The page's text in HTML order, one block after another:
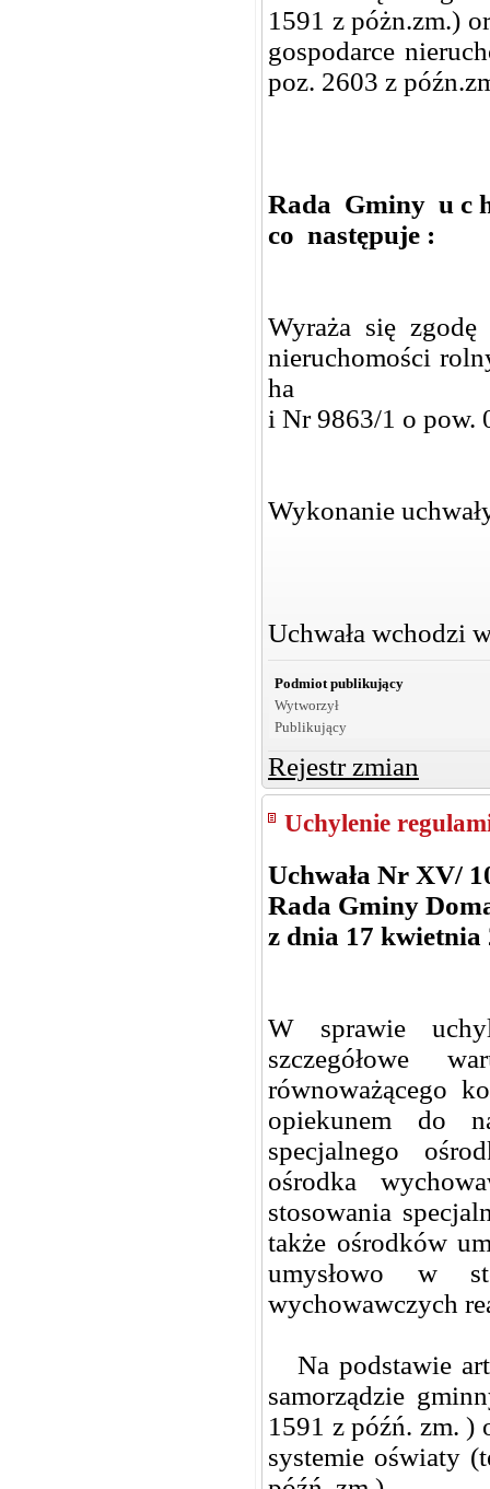
1591 z póżn.zm.)
gospodarce
poz. 2603 z
Rada Gminy u c
co następuje :
Wyraża się zgodę
nieruchomości
ha
i Nr 9863/1 o pow.
Wykonanie
Uchwała wchodzi
Podmiot publikujący
Wytworzył
Publikujący
Rejestr zmian
Uchylenie
Uchwała Nr XV/
Rada Gminy
z dnia 17 kwietnia
W sprawie
szczegółowe
równoważącego
opiekunem do
specjalnego
ośrodka
stosowania
także ośrodków
umysłowo w
wychowawczych
Na podstawie
samorządzie
1591 z późń. zm. )
systemie oświaty